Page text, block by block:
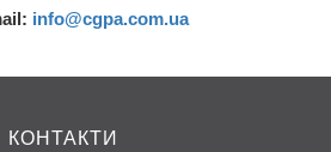
info@cgpa.com.ua
КОНТАКТИ